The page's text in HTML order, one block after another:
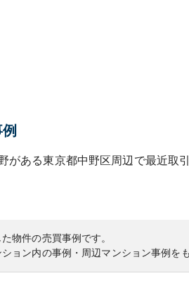
がある東京都中野区周辺で最近取
物件の売買事例です。
ョン内の事例・周辺マンション事例を